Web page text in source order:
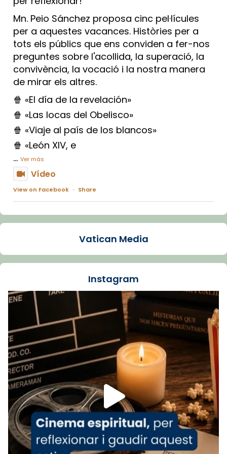
Mn. Peio Sánchez proposa cinc pel·lícules
per a aquestes vacances. Històries per a
tots els públics que ens conviden a fer-nos
preguntes sobre l'acollida, la superació, la
convivència, la vocació i la nostra manera
de mirar els altres.
🍿 «El día de la revelación»
🍿 «Las locas del Obelisco»
🍿 «Viaje al país de los blancos»
🍿 «León XIV, e
... Ver más
Vídeo
View on Facebook · Share
Arquebisbat de Barcelona
La Carmina va patir depressió. Fa gairebé
dos mesos, a l'Estadi Lluís Companys, la
Recupera l'entrevista comp
Vatican
tican News 👇
www.vaticannews.va/es/iglesia/news/2026-
07/carmina-historia-depresion-papa-viaje-
espana-testimoni...
Foto
View on Facebook · Share
Arquebisbat de Barcelona
2 weeks ago
«Avui les santes Juliana i Semproniana ens
Vatican Media
Instagram